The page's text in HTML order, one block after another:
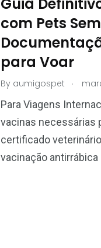
com Pets
para Voar
By aumigospet .
Para Viagens
vacinas necessárias
certificado
vacinação antirrábica